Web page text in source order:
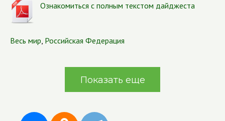
Ознакомиться с полным текстом дайджеста
Весь мир, Российская Федерация
Показать еще